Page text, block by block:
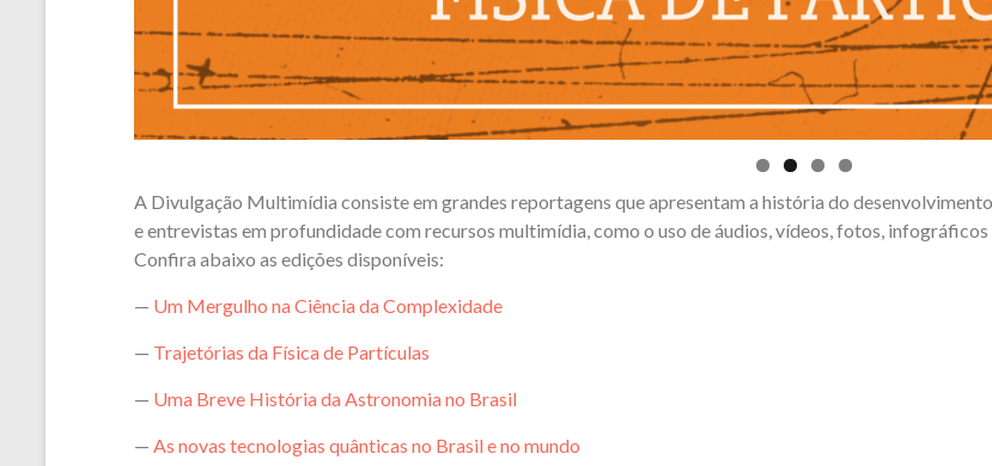
A Divulgação Multimídia consiste em grandes reportagens que apresentam a história do
e entrevistas em profundidade com recursos multimídia, como o uso de áudios, vídeos, fotos,
Confira abaixo as edições disponíveis:
— Um Mergulho na Ciência da Complexidade
— Trajetórias da Física de Partículas
— Uma Breve História da Astronomia no Brasil
— As novas tecnologias quânticas no Brasil e no mundo